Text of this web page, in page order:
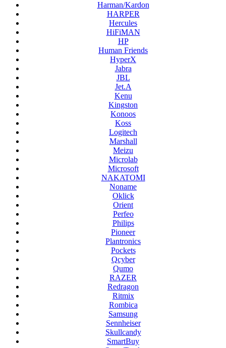
Harman/Kardon
HARPER
Hercules
HiFiMAN
HP
Human Friends
HyperX
Jabra
JBL
Jet.A
Kenu
Kingston
Konoos
Koss
Logitech
Marshall
Meizu
Microlab
Microsoft
NAKATOMI
Noname
Oklick
Orient
Perfeo
Philips
Pioneer
Plantronics
Pockets
Qcyber
Qumo
RAZER
Redragon
Ritmix
Rombica
Samsung
Sennheiser
Skullcandy
SmartBuy